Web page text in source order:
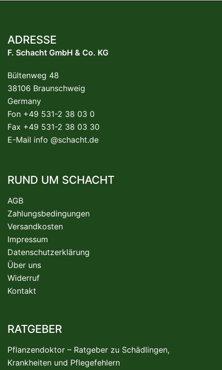
ADRESSE
F. Schacht GmbH & Co. KG
Bültenweg 48
38106 Braunschweig
Germany
Fon +49 531-2 38 03 0
Fax +49 531-2 38 03 30
E-Mail info @schacht.de
RUND UM SCHACHT
AGB
Zahlungsbedingungen
Versandkosten
Impressum
Datenschutzerklärung
Über uns
Widerruf
Kontakt
RATGEBER
Pflanzendoktor – Ratgeber zu Schädlingen,
Krankheiten und Pflegefehlern